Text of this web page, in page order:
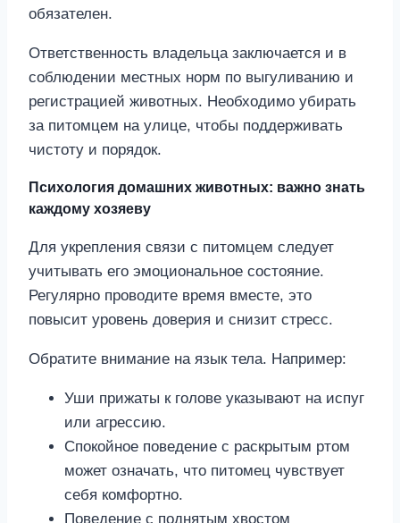
обязателен.
Ответственность владельца заключается и в
соблюдении местных норм по выгуливанию и
регистрацией животных. Необходимо убирать
за питомцем на улице, чтобы поддерживать
чистоту и порядок.
Психология домашних животных: важно знать
каждому хозяеву
Для укрепления связи с питомцем следует
учитывать его эмоциональное состояние.
Регулярно проводите время вместе, это
повысит уровень доверия и снизит стресс.
Обратите внимание на язык тела. Например:
Уши прижаты к голове указывают на испуг
или агрессию.
Спокойное поведение с раскрытым ртом
может означать, что питомец чувствует
себя комфортно.
Поведение с поднятым хвостом